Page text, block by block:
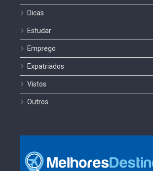
Dicas
Estudar
Emprego
Expatriados
Vistos
Outros